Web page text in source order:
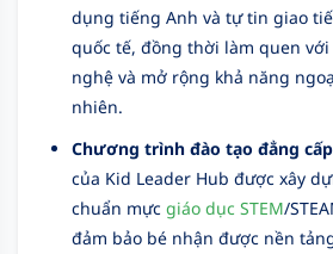
dụng tiếng Anh và tự tin giao
quốc tế, đồng thời làm quen
nghệ và mở rộng khả năng
nhiên.
Chương trình đào tạo đẳng
của Kid Leader Hub được xây
chuẩn mực giáo dục STEM/
đảm bảo bé nhận được nền